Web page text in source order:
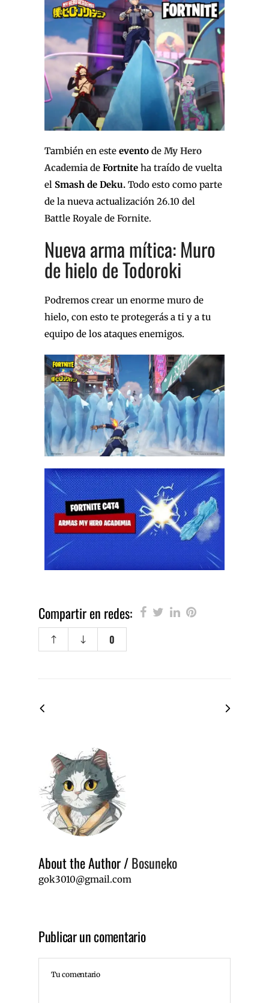
También en este evento de My Hero
Academia de Fortnite ha traído de vuelta
el Smash de Deku. Todo esto como parte
de la nueva actualización 26.10 del
Battle Royale de Fornite.
Nueva arma mítica: Muro
de hielo de Todoroki
Podremos crear un enorme muro de
hielo, con esto te protegerás a ti y a tu
equipo de los ataques enemigos.
Compartir en redes:
0
About the Author/Bosuneko
gok3010@gmail.com
Publicar un comentario